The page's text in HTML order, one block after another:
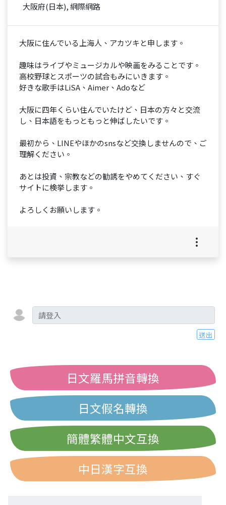
大阪府(日本), 網際網路
大阪に住んでいる上海人、アカツキと申します。
趣味はライブやミュージカルや映画をみることです。
高校野球とスポーツの試合もみにいきます。
好きな歌手はLiSA、Aimer、Adoなど
大阪に四年くらい住んでいたけど、日本の方々と交流
し、日本語をもっともっと伸ばしたいです。
最初から、LINEやほかのsnsなど交換しませんので、ご
理解ください。
あとは投資、宗教などの勧誘をやめてください、すぐ
サイトに検挙します。
よろしくお願いします。
送出
日文羅馬拼音轉換
日文假名轉換
簡體繁體中文互換
中日漢字互換